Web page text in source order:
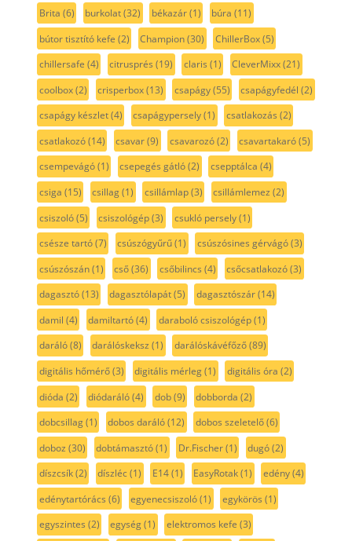
Brita (6) burkolat(32) békazár(1) búra (11)
bútor tisztító kefe (2) Champion(30) ChillerBox(5)
chillersafe (4) citrusprés (19) claris (1) CleverMixx(21)
coolbox(2) crisperbox(13) csapágy(55) csapágyfedél (2)
csapágy készlet(4) csapágypersely(1) csatlakozás (2)
csatlakozó(14) csavar(9) csavarozó(2) csavartakaró(5)
csempevágó(1) csepegés gátló(2) csepptálca (4)
csiga (15) csillag(1) csillámlap(3) csillámlemez (2)
csiszoló(5) csiszológép(3) csukló persely(1)
csésze tartó(7) csúszógyűrű(1) csúszósines gérvágó(3)
csúszószán(1) cső(36) csőbilincs (4) csőcsatlakozó(3)
dagasztó(13) dagasztólapát(5) dagasztószár(14)
damil (4) damiltartó(4) daraboló csiszológép(1)
daráló(8) darálóskeksz (1) darálóskávéfőző(89)
digitális hőmérő(3) digitális mérleg(1) digitális óra (2)
dióda (2) diódaráló(4) dob(9) dobborda (2)
dobcsillag(1) dobos daráló(12) dobos szeletelő(6)
doboz (30) dobtámasztó(1) Dr.Fischer(1) dugó(2)
díszcsík(2) díszléc(1) E14(1) EasyRotak(1) edény(4)
edénytartórács (6) egyenecsiszoló(1) egykörös (1)
egyszintes (2) egység(1) elektromos kefe (3)